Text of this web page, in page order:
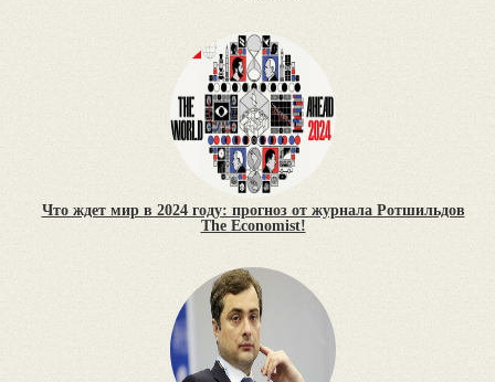
Что ждет мир в 2024 году: прогноз от журнала Ротшильдов
The Economist!